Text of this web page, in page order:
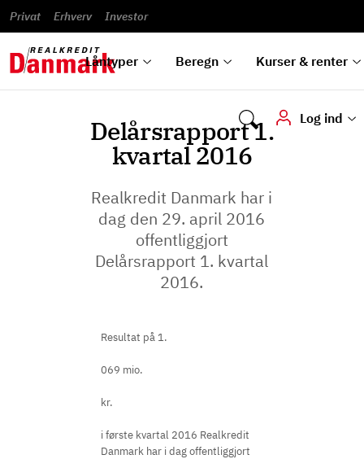
Privat Erhverv Investor
Låntyper Beregn Kurser & renter
Log ind
til bolig
Alle
låntyper
omlægning
Se alle
beregnere
Renteprognose
Bestil
kursovervågning
rentetilpasning
vilkår
Blanketter
Samarbejdspartnere
guides
hvad
vi kan
tilbyde
Delårsrapport 1.
kvartal 2016
Realkredit Danmark har i
dag den 29. april 2016
offentliggjort
Delårsrapport 1. kvartal
2016.
Resultat på 1.
069 mio.
kr.
i første kvartal 2016 Realkredit
Danmark har i dag offentliggjort